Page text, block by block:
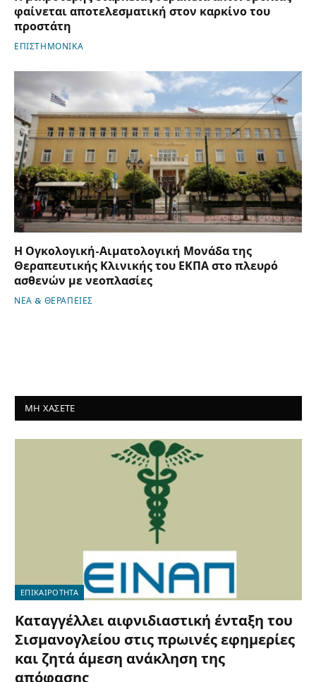
φαίνεται αποτελεσματική στον καρκίνο του
προστάτη
ΕΠΙΣΤΗΜΟΝΙΚΑ
Η Ογκολογική-Αιματολογική Μονάδα της
Θεραπευτικής Κλινικής του ΕΚΠΑ στο πλευρό
ασθενών με νεοπλασίες
ΝΕΑ & ΘΕΡΑΠΕΙΕΣ
ΜΗ ΧΑΣΕΤΕ
ΕΠΙΚΑΙΡΟΤΗΤΑ
Καταγγέλλει αιφνιδιαστική ένταξη του
Σισμανογλείου στις πρωινές εφημερίες
και ζητά άμεση ανάκληση της
απόφασης